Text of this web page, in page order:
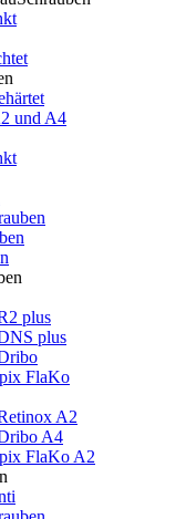
und A4
plus
plus
FlaKo
A2
A4
FlaKo A2